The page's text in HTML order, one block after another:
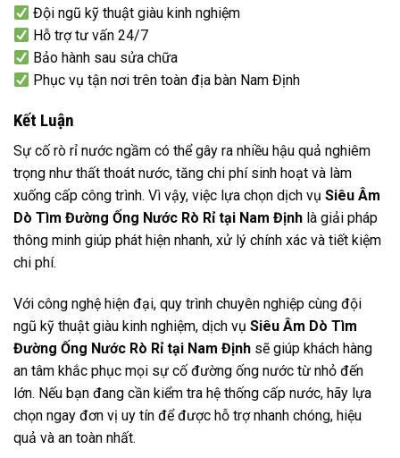
Đội ngũ kỹ thuật giàu kinh nghiệm
Hỗ trợ tư vấn 24/7
Bảo hành sau sửa chữa
Phục vụ tận nơi trên toàn địa bàn Nam Định
Kết Luận
Sự cố rò rỉ nước ngầm có thể gây ra nhiều hậu quả nghiêm
trọng như thất thoát nước, tăng chi phí sinh hoạt và làm
xuống cấp công trình. Vì vậy, việc lựa chọn dịch vụ Siêu Âm
Dò Tìm Đường Ống Nước Rò Rỉ tại Nam Định là giải pháp
thông minh giúp phát hiện nhanh, xử lý chính xác và tiết kiệm
chi phí.
Với công nghệ hiện đại, quy trình chuyên nghiệp cùng đội
ngũ kỹ thuật giàu kinh nghiệm, dịch vụ Siêu Âm Dò Tìm
Đường Ống Nước Rò Rỉ tại Nam Định sẽ giúp khách hàng
an tâm khắc phục mọi sự cố đường ống nước từ nhỏ đến
lớn. Nếu bạn đang cần kiểm tra hệ thống cấp nước, hãy lựa
chọn ngay đơn vị uy tín để được hỗ trợ nhanh chóng, hiệu
quả và an toàn nhất.